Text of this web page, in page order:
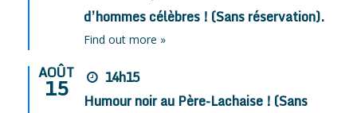
d’hommes célèbres ! (Sans réservation).
Find out more »
AOÛT
15
14h15
Humour noir au Père-Lachaise ! (Sans